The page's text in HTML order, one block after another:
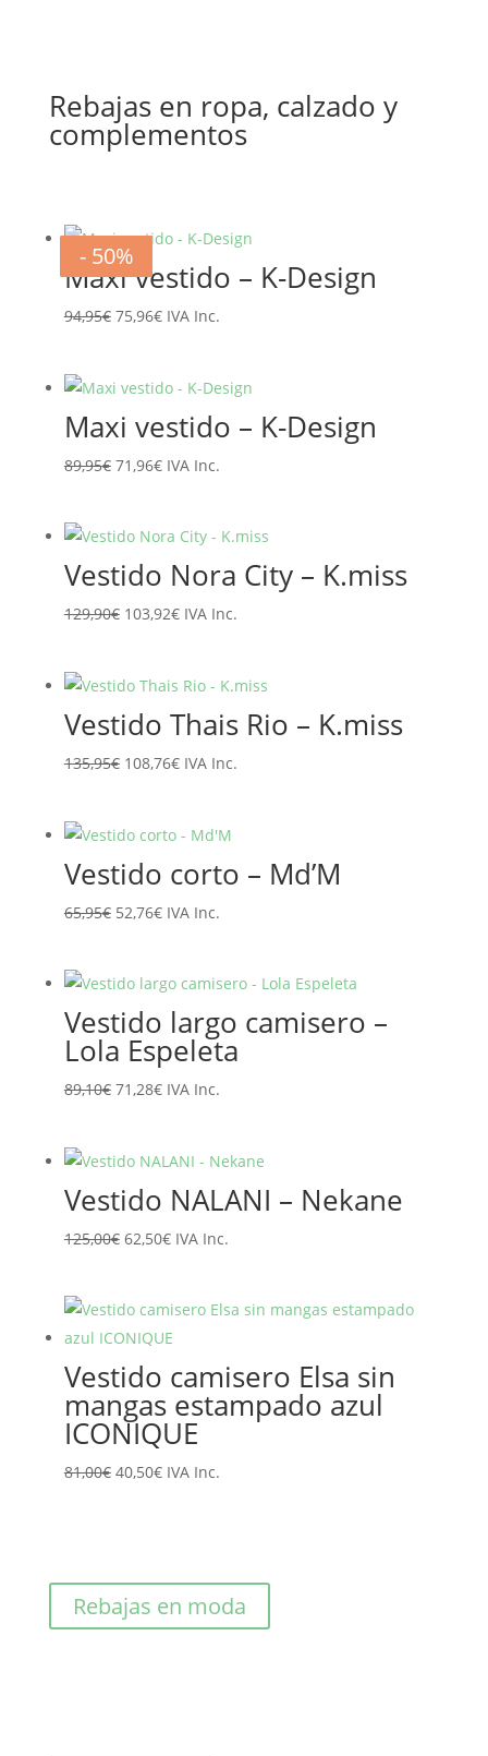
Rebajas en ropa, calzado y
complementos
- 20%
Maxi vestido – K-Design
94,95€ El
era:
94,95€.
75,96€El
es:
75,96€.
IVA Inc.
- 20%
Maxi vestido – K-Design
89,95€ El
era:
89,95€.
71,96€El
es:
71,96€.
IVA Inc.
- 20%
Vestido Nora City – K.miss
129,90€ El
era:
129,90€.
103,92€El
es:
103,92€.
IVA Inc.
- 20%
Vestido Thais Rio – K.miss
135,95€ El
era:
135,95€.
108,76€El
es:
108,76€.
IVA Inc.
- 20%
Vestido corto – Md’M
65,95€ El
era:
65,95€.
52,76€El
es:
52,76€.
IVA Inc.
- 20%
Vestido largo camisero –
Lola Espeleta
89,10€ El
era:
89,10€.
71,28€El
es:
71,28€.
IVA Inc.
- 50%
Vestido NALANI – Nekane
125,00€ El
era:
125,00€.
62,50€El
es:
62,50€.
IVA Inc.
- 50%
Vestido camisero Elsa sin
mangas estampado azul
ICONIQUE
81,00€ El
81,00€.
40,50€El
40,50€.
IVA Inc.
Rebajas en moda